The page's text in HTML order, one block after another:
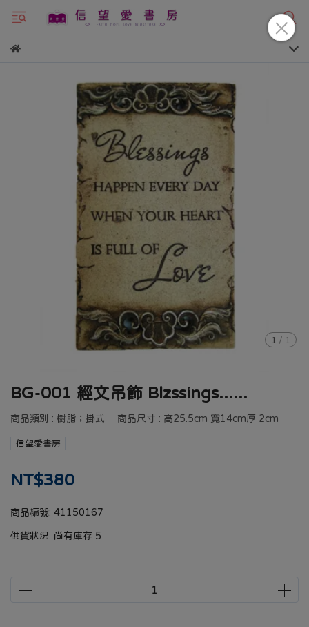
1 / 1
BG-001 經文吊飾 Blzssings......
商品類別 : 樹脂；掛式 商品尺寸 : 高25.5cm 寛14cm厚 2cm
信望愛書房
NT$380
商品編號: 41150167
供貨狀況: 尚有庫存 5